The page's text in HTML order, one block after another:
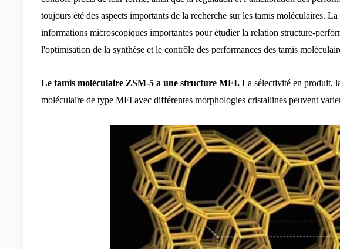
toujours été des aspects importants de la recherche sur les tamis moléculaires.
informations microscopiques importantes pour étudier la relation structure-
l'optimisation de la synthèse et le contrôle des performances des tamis
Le tamis moléculaire ZSM-5 a une structure MFI. La sélectivité en produit,
moléculaire de type MFI avec différentes morphologies cristallines peuvent